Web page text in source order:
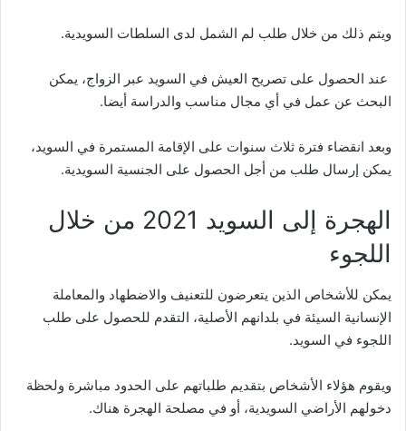
ويتم ذلك من خلال طلب لم الشمل لدى السلطات السويدية.
عند الحصول على تصريح العيش في السويد عبر الزواج، يمكن
البحث عن عمل في أي مجال مناسب والدراسة أيضا.
وبعد انقضاء فترة ثلاث سنوات على الإقامة المستمرة في السويد،
يمكن إرسال طلب من أجل الحصول على الجنسية السويدية.
الهجرة إلى السويد 2021 من خلال
اللجوء
يمكن للأشخاص الذين يتعرضون للتعنيف والاضطهاد والمعاملة
الإنسانية السيئة في بلدانهم الأصلية، التقدم للحصول على طلب
اللجوء في السويد.
ويقوم هؤلاء الأشخاص بتقديم طلباتهم على الحدود مباشرة ولحظة
دخولهم الأراضي السويدية، أو في مصلحة الهجرة هناك.